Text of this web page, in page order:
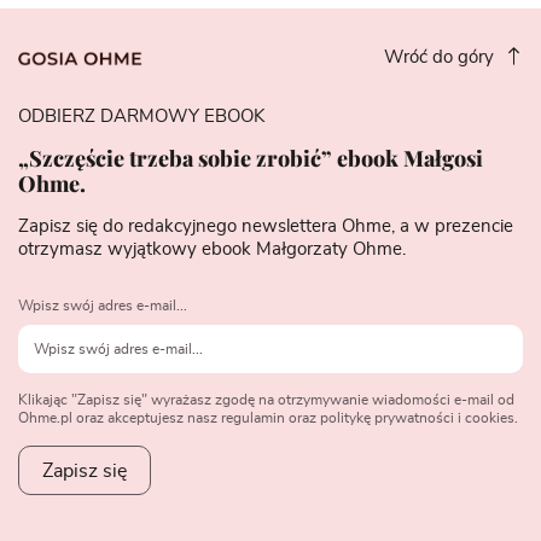
Wróć do góry
ODBIERZ DARMOWY EBOOK
„Szczęście trzeba sobie zrobić” ebook Małgosi
Ohme.
Zapisz się do redakcyjnego newslettera Ohme, a w prezencie
otrzymasz wyjątkowy ebook Małgorzaty Ohme.
Wpisz swój adres e-mail...
Klikając "Zapisz się" wyrażasz zgodę na otrzymywanie wiadomości e-mail od
Ohme.pl oraz akceptujesz nasz regulamin oraz politykę prywatności i cookies.
Zapisz się